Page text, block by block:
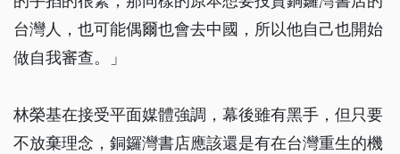
台灣人，也可能偶爾也會去中國，所以他自己也開始
做自我審查。」
林榮基在接受平面媒體強調，幕後雖有黑手，但只要
不放棄理念，銅鑼灣書店應該還是有在台灣重生的機